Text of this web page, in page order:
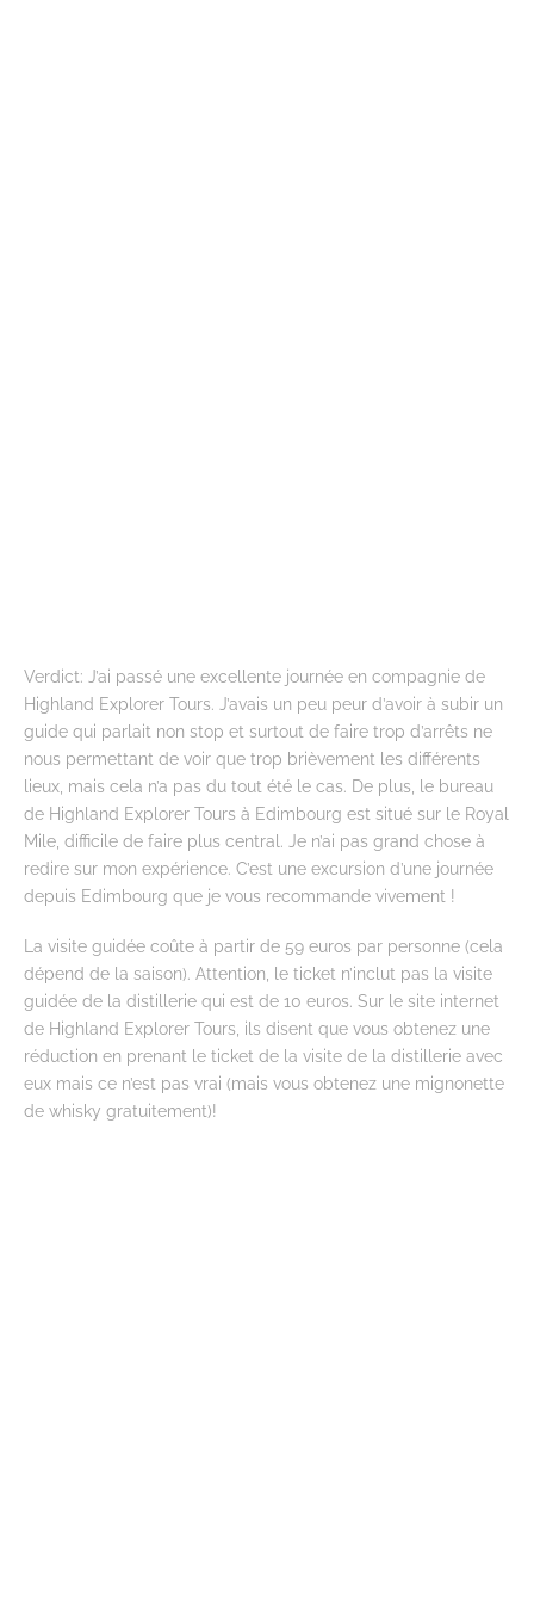
Verdict: J’ai passé une excellente journée en compagnie de
Highland Explorer Tours. J’avais un peu peur d’avoir à subir un
guide qui parlait non stop et surtout de faire trop d’arrêts ne
nous permettant de voir que trop brièvement les différents
lieux, mais cela n’a pas du tout été le cas. De plus, le bureau
de Highland Explorer Tours à Edimbourg est situé sur le Royal
Mile, difficile de faire plus central. Je n’ai pas grand chose à
redire sur mon expérience. C’est une excursion d’une journée
depuis Edimbourg que je vous recommande vivement !
La visite guidée coûte à partir de 59 euros par personne (cela
dépend de la saison). Attention, le ticket n’inclut pas la visite
guidée de la distillerie qui est de 10 euros. Sur le site internet
de Highland Explorer Tours, ils disent que vous obtenez une
réduction en prenant le ticket de la visite de la distillerie avec
eux mais ce n’est pas vrai (mais vous obtenez une mignonette
de whisky gratuitement)!